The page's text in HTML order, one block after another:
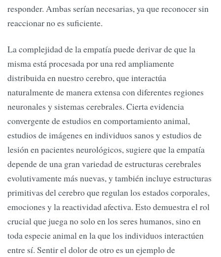
responder. Ambas serían necesarias, ya que reconocer sin
reaccionar no es suficiente.
La complejidad de la empatía puede derivar de que la
misma está procesada por una red ampliamente
distribuida en nuestro cerebro, que interactúa
naturalmente de manera extensa con diferentes regiones
neuronales y sistemas cerebrales. Cierta evidencia
convergente de estudios en comportamiento animal,
estudios de imágenes en individuos sanos y estudios de
lesión en pacientes neurológicos, sugiere que la empatía
depende de una gran variedad de estructuras cerebrales
evolutivamente más nuevas, y también incluye estructuras
primitivas del cerebro que regulan los estados corporales,
emociones y la reactividad afectiva. Esto demuestra el rol
crucial que juega no solo en los seres humanos, sino en
toda especie animal en la que los individuos interactúen
entre sí. Sentir el dolor de otro es un ejemplo de